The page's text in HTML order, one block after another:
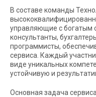
В составе команды
управляющие с богатым
консультанты,
программисты,
сервиса. Каждый
виде уникальных
устойчивую и
Основная задача